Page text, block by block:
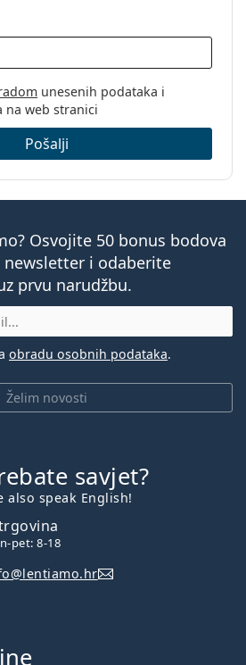
unesenih podataka i
na web stranici
Pošalji
Osvojite 50 bonus bodova
i odaberite
prvu narudžbu.
Želim novosti
obradu osobnih podataka.
savjet?
also speak English!
pet: 8-18